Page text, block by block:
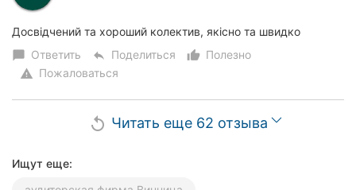
Досвідчений та хороший колектив, якісно та швидко
chat_bubble Ответить reply Поделиться thumb_up_alt
Полезно
warning Пожаловаться
replay Читать еще 62 отзыва
Ищут еще: